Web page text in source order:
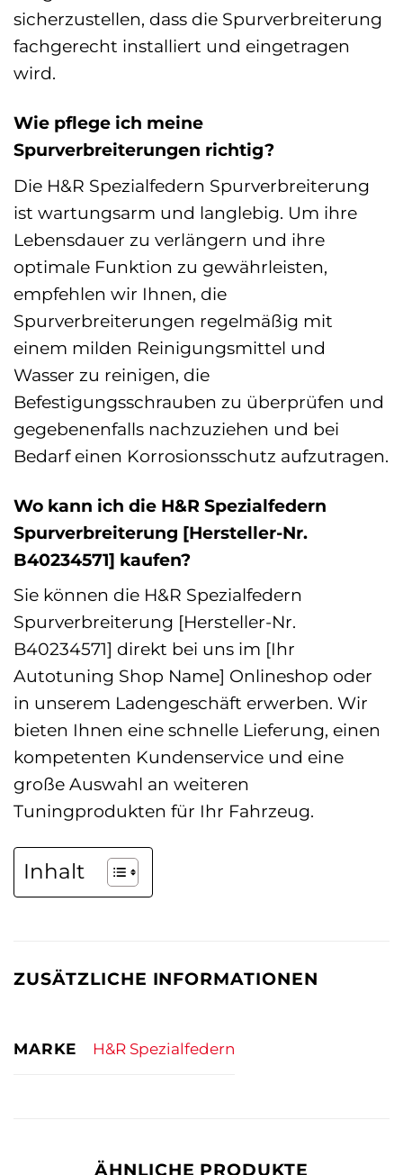
sicherzustellen, dass die Spurverbreiterung
fachgerecht installiert und eingetragen
wird.
Wie pflege ich meine
Spurverbreiterungen richtig?
Die H&R Spezialfedern Spurverbreiterung
ist wartungsarm und langlebig. Um ihre
Lebensdauer zu verlängern und ihre
optimale Funktion zu gewährleisten,
empfehlen wir Ihnen, die
Spurverbreiterungen regelmäßig mit
einem milden Reinigungsmittel und
Wasser zu reinigen, die
Befestigungsschrauben zu überprüfen und
gegebenenfalls nachzuziehen und bei
Bedarf einen Korrosionsschutz aufzutragen.
Wo kann ich die H&R Spezialfedern
Spurverbreiterung [Hersteller-Nr.
B40234571] kaufen?
Sie können die H&R Spezialfedern
Spurverbreiterung [Hersteller-Nr.
B40234571] direkt bei uns im [Ihr
Autotuning Shop Name] Onlineshop oder
in unserem Ladengeschäft erwerben. Wir
bieten Ihnen eine schnelle Lieferung, einen
kompetenten Kundenservice und eine
große Auswahl an weiteren
Tuningprodukten für Ihr Fahrzeug.
Inhalt
ZUSÄTZLICHE INFORMATIONEN
MARKE H&R Spezialfedern
ÄHNLICHE PRODUKTE